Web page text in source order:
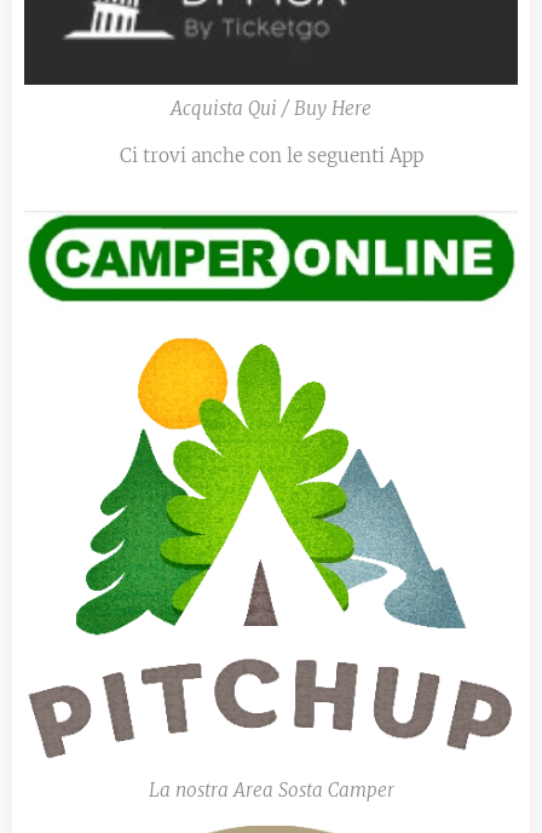
Acquista Qui / Buy Here
Ci trovi anche con le seguenti App
La nostra Area Sosta Camper